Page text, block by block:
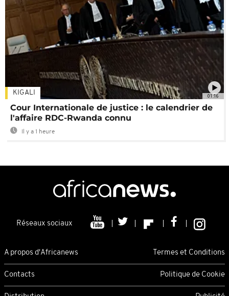
01:16
KIGALI
Cour Internationale de justice : le calendrier de
l'affaire RDC-Rwanda connu
Il y a 1 heure
Réseaux sociaux
A propos d'Africanews Termes et Conditions
Contacts Politique de Cookie